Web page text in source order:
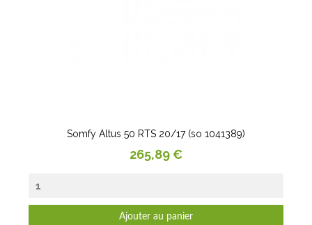
Somfy Altus 50 RTS 20/17 (so 1041389)
Prix
265,89 €
Ajouter au panier